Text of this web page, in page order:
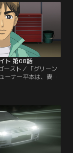
ンを組む気はないと
で、「Z」より速く
スタ」のチューンを
うイシダの依頼を受
【提供：バンダイチ
ト 第08話
ースト／「グリーン
ーナー平本は、妻の
数日後、「グリーン
ダの「テスタ」に乗
る。「テスタ」に乗
れた平本は、昔の感
しまう。【提供：バ
ル】